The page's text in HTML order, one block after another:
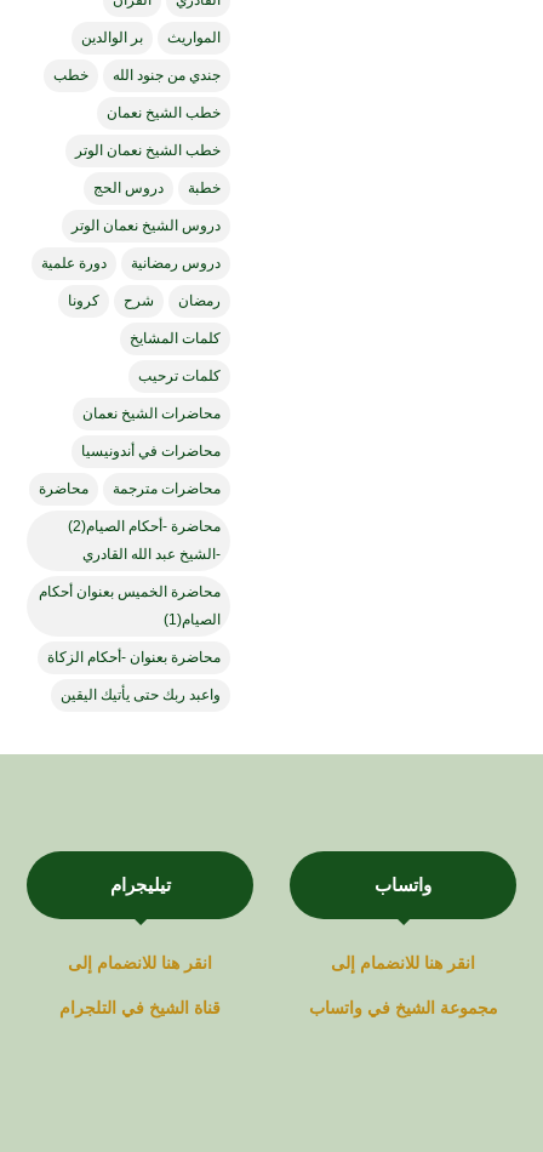
المواريث بر الوالدين
جندي من جنود الله خطب
خطب الشيخ نعمان
خطب الشيخ نعمان الوتر
خطبة دروس الحج
دروس الشيخ نعمان الوتر
دروس رمضانية دورة علمية
رمضان شرح كرونا
كلمات المشايخ
كلمات ترحيب
محاضرات الشيخ نعمان
محاضرات في أندونيسيا
محاضرات مترجمة محاضرة
محاضرة -أحكام الصيام(2)
-الشيخ عبد الله القادري
محاضرة الخميس بعنوان أحكام
الصيام(1)
محاضرة بعنوان -أحكام الزكاة
واعبد ربك حتى يأتيك اليقين
واتساب
انقر هنا للانضمام إلى
مجموعة الشيخ فيواتساب
تيليجرام
انقر هنا للانضمام إلى
قناة الشيخ في التلجرام